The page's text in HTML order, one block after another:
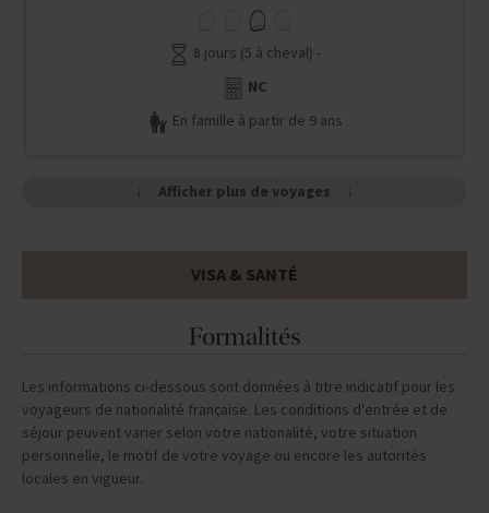
8 jours (5 à cheval) -
NC
En famille à partir de 9 ans
Afficher plus de voyages
VISA & SANTÉ
Formalités
Les informations ci-dessous sont données à titre indicatif pour les
voyageurs de nationalité française. Les conditions d'entrée et de
séjour peuvent varier selon votre nationalité, votre situation
personnelle, le motif de votre voyage ou encore les autorités
locales en vigueur.